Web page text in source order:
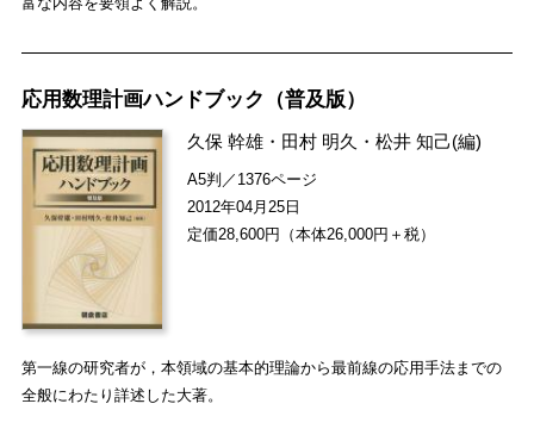
応用数理計画ハンドブック（普及版）
久保 幹雄 ・ 田村 明久 ・松井 知己(編)
A5判／1376ページ
2012年04月25日
定価28,600円（本体26,000円＋税）
第一線の研究者が，本領域の基本的理論から最前線の応用手法までの
全般にわたり詳述した大著。